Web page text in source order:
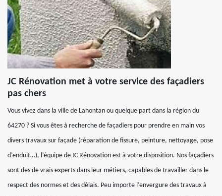
JC Rénovation met à votre service des façadiers
pas chers
Vous vivez dans la ville de Lahontan ou quelque part dans la région du
64270 ? Si vous êtes à recherche de façadiers pour prendre en main vos
divers travaux sur façade (réparation de fissure, peinture, nettoyage, pose
d’enduit…), l’équipe de JC Rénovation est à votre disposition. Nos façadiers
sont des de vrais experts dans leur métiers, capables de travailler dans le
respect des normes et des délais. Peu importe l’envergure des travaux à